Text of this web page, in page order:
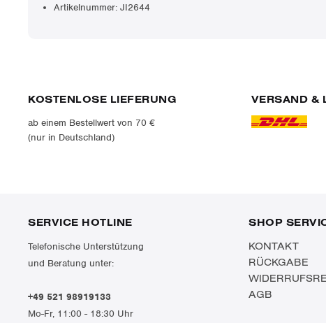
Artikelnummer: JI2644
KOSTENLOSE LIEFERUNG
ab einem Bestellwert von 70 €
(nur in Deutschland)
VERSAND &
SERVICE HOTLINE
Telefonische Unterstützung
und Beratung unter:
+49 521 98919133
Mo-Fr, 11:00 - 18:30 Uhr
SHOP
KONTAKT
RÜCKGABE
AGB